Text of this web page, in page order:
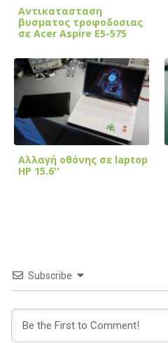
Αντικατασταση
βυσματος τροφοδοσιας
σε Acer Aspire Ε5-575
Αλλαγή οθόνης σε laptop
HP 15.6''
Subscribe